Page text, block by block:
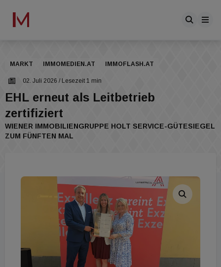
MARKT IMMOMEDIEN.AT IMMOFLASH.AT
02. Juli 2026 / Lesezeit 1 min
EHL erneut als Leitbetrieb
zertifiziert
WIENER IMMOBILIENGRUPPE HOLT SERVICE-GÜTESIEGEL
ZUM FÜNFTEN MAL